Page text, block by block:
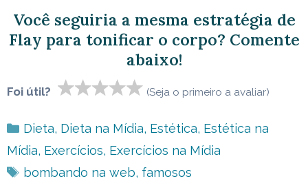
Você seguiria a mesma estratégia de
Flay para tonificar o corpo? Comente
abaixo!
Foi útil? (Seja o primeiro a avaliar)
Categorias
Dieta, Dieta na Mídia, Estética, Estética na
Mídia, Exercícios, Exercícios na Mídia
Tags
bombando na web, famosos